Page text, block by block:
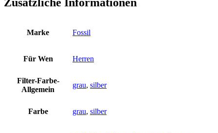
Zusätzliche Informationen
Marke Fossil
Für Wen Herren
Filter-Farbe-
Allgemein
grau, silber
Farbe grau, silber